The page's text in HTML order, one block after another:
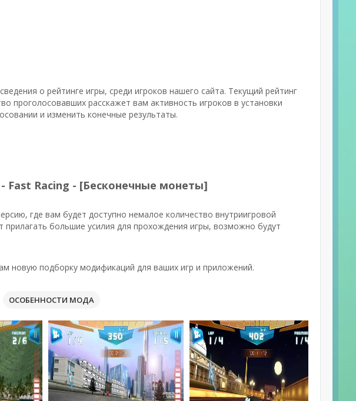
о рейтинге игры, среди игроков нашего сайта. Текущий рейтинг
проголосовавших расскажет вам активность игроков в установки
и изменить конечные результаты.
Fast Racing - [Бесконечные монеты]
где вам будет доступно немалое количество внутриигровой
большие усилия для прохождения игры, возможно будут
новую подборку модификаций для ваших игр и приложений.
ОСОБЕННОСТИ МОДА